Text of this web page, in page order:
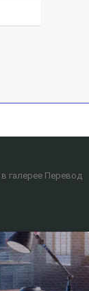
в галерее Перевод